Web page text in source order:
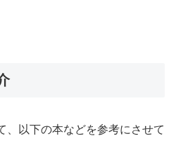
、以下の本などを参考にさせて